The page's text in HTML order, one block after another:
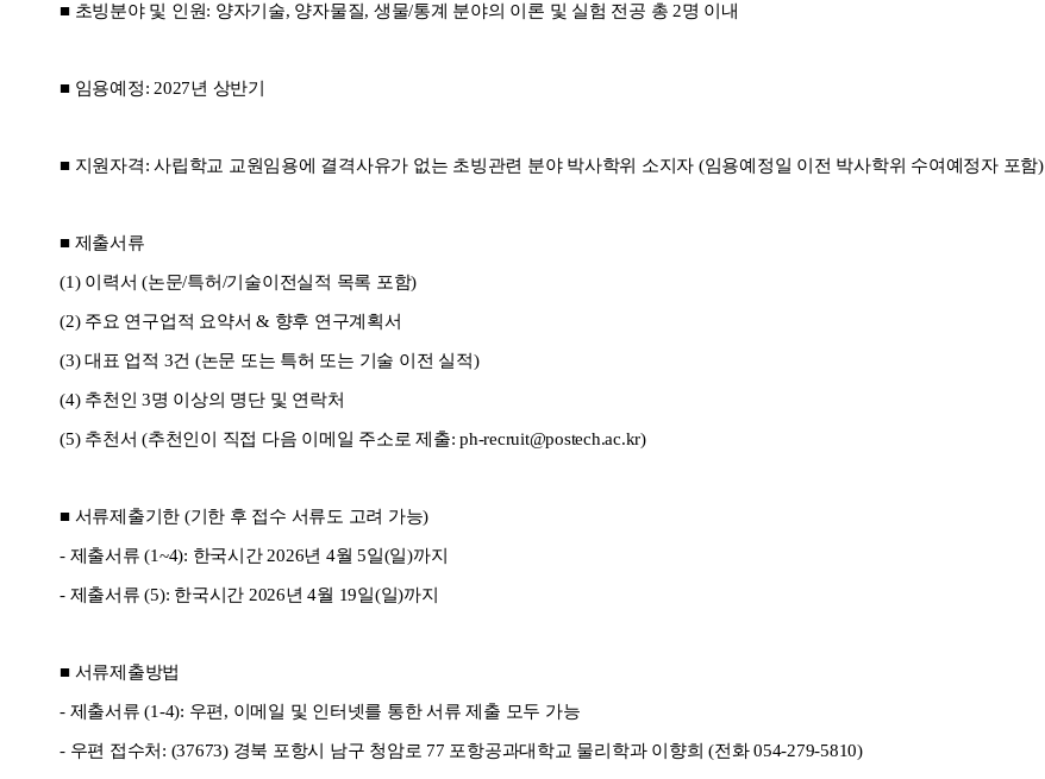
■ 초빙분야 및 인원: 양자기술, 양자물질, 생물/통계 분야의 이론 및 실험 전공 총 2명 이내
■ 임용예정: 2027년 상반기
■ 지원자격: 사립학교 교원임용에 결격사유가 없는 초빙관련 분야 박사학위 소지자 (임용예정일 이전 박사학위 수여예정자 포함)
■ 제출서류
(1) 이력서 (논문/특허/기술이전실적 목록 포함)
(2) 주요 연구업적 요약서 & 향후 연구계획서
(3)대표 업적 3건 (논문 또는 특허 또는 기술 이전 실적)
(4) 추천인 3명 이상의 명단 및 연락처
(5) 추천서 (추천인이 직접 다음 이메일 주소로 제출: ph-recruit@postech.ac.kr)
■ 서류제출기한 (기한 후 접수 서류도 고려 가능)
- 제출서류 (1~4): 한국시간 2026년 4월 5일(일)까지
- 제출서류 (5): 한국시간 2026년 4월 19일(일)까지
■ 서류제출방법
- 제출서류 (1-4): 우편, 이메일 및 인터넷를 통한 서류 제출 모두 가능
- 우편 접수처: (37673) 경북 포항시 남구 청암로 77 포항공과대학교 물리학과 이향희 (전화 054-279-5810)